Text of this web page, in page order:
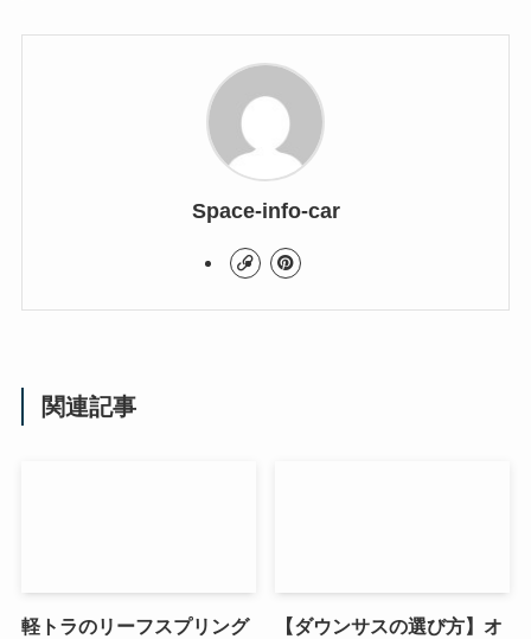
Space-info-car
関連記事
軽トラのリーフスプリング
【ダウンサスの選び方】オ